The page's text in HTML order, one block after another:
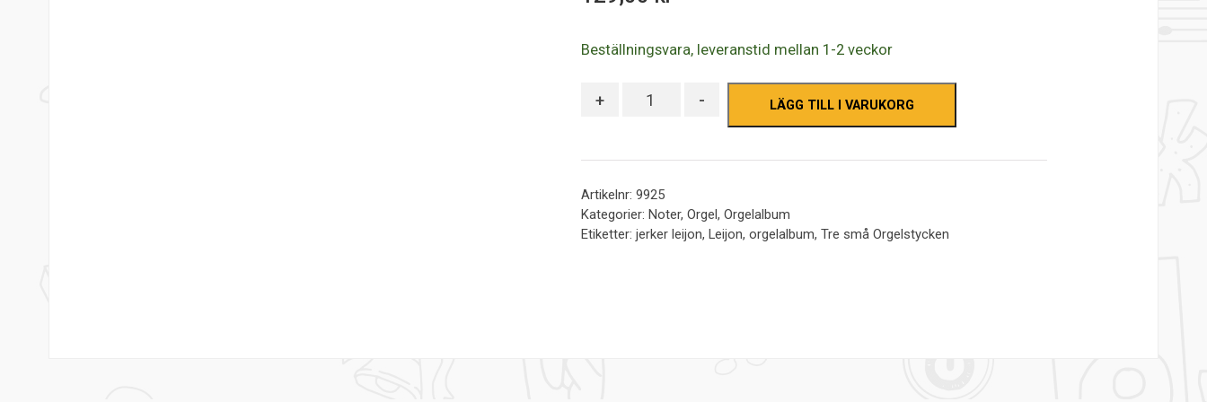
Beställningsvara, leveranstid mellan 1-2 veckor
+ Antal - LÄGG TILL I VARUKORG
Artikelnr:9925
Kategorier:Noter,Orgel,Orgelalbum
Etiketter:jerker leijon,Leijon,orgelalbum,Tre små Orgelstycken